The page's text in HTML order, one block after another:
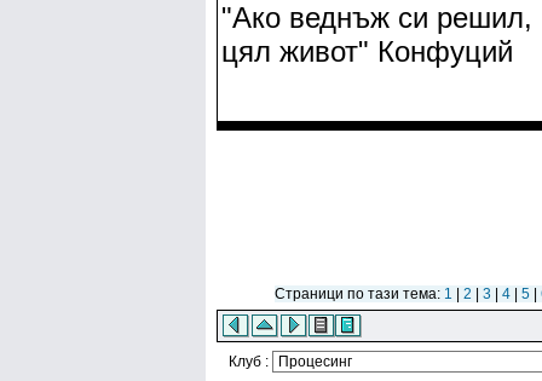
"Ако веднъж си решил,
цял живот" Конфуций
Страници по тази тема: 1 2 3 4| 5|
Клуб :